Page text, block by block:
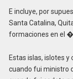
E incluye, por
Santa Catalina,
formaciones en el
Estas islas, islotes
cuando fui ministro